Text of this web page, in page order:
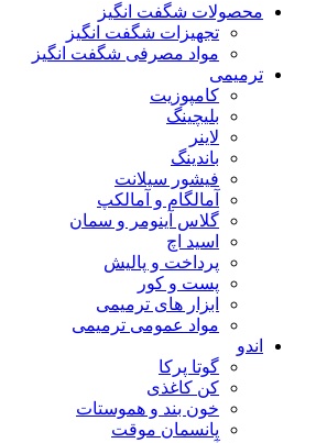
محصولات شگفت انگیز
تجهیزات شگفت انگیز
مواد مصرفی شگفت انگیز
ترمیمی
کامپوزیت
بلیچینگ
لاینر
باندینگ
فیشور سیلانت
آمالگام و آمالکپ
گلاس آینومر و سمان
اسید اچ
پرداخت و پالیش
پست و کور
ابزار های ترمیمی
مواد عمومی ترمیمی
اندو
گوتا پرکا
کن کاغذی
خون بند و هموستات
پانسمان موقت